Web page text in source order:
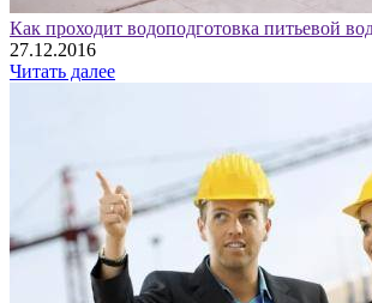
Как проходит водоподготовка питьевой
27.12.2016
Читать далее